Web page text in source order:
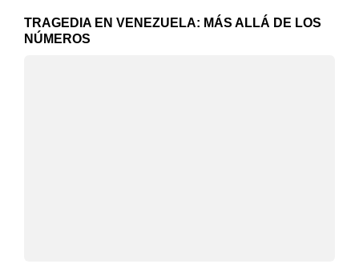
TRAGEDIA EN VENEZUELA: MÁS ALLÁ DE LOS
NÚMEROS